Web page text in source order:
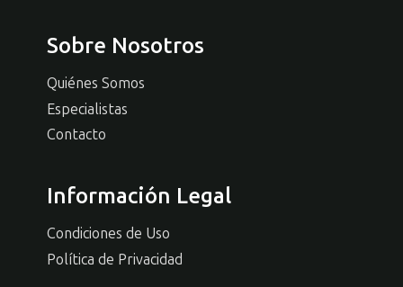
Sobre Nosotros
Quiénes Somos
Especialistas
Contacto
Información Legal
Condiciones de Uso
Política de Privacidad